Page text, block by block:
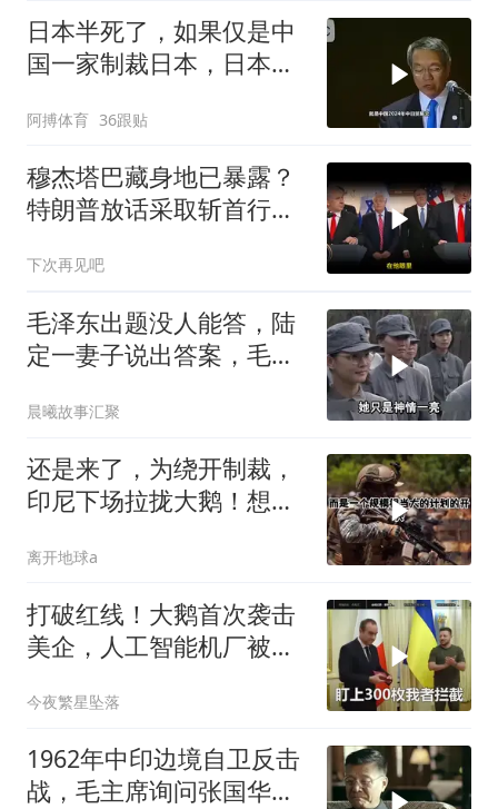
日本半死了，如果仅是中
国一家制裁日本，日本可
阿搏体育 36跟贴
穆杰塔巴藏身地已暴露？
特朗普放话采取斩首行
下次再见吧
毛泽东出题没人能答，陆
定一妻子说出答案，毛主
晨曦故事汇聚
还是来了，为绕开制裁，
印尼下场拉拢大鹅！想让
离开地球a
打破红线！大鹅首次袭击
美企，人工智能机厂被摧
今夜繁星坠落
1962年中印边境自卫反击
战，毛主席询问张国华能